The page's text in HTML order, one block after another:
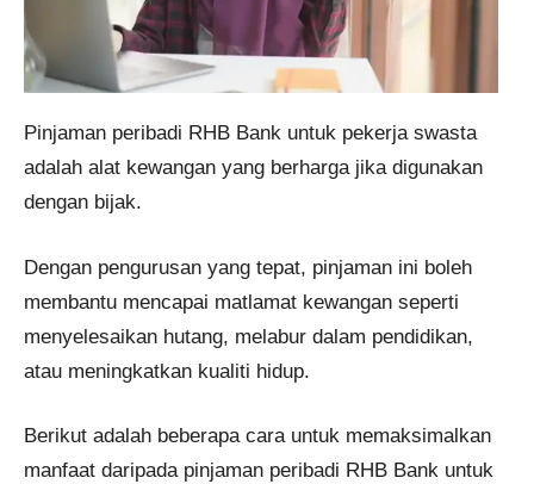
Pinjaman peribadi RHB Bank untuk pekerja swasta
adalah alat kewangan yang berharga jika digunakan
dengan bijak.
Dengan pengurusan yang tepat, pinjaman ini boleh
membantu mencapai matlamat kewangan seperti
menyelesaikan hutang, melabur dalam pendidikan,
atau meningkatkan kualiti hidup.
Berikut adalah beberapa cara untuk memaksimalkan
manfaat daripada pinjaman peribadi RHB Bank untuk